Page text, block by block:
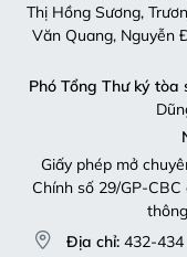
Thị Hồng Sương,
Văn Quang, Nguyễn
Phó Tổng Thư ký tòa
Giấy phép mở
Chính số 29/GP-
Địa chỉ: 432-434